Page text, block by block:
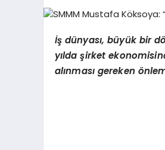
İş dünyası, büyük bir d
yılda şirket
alınması gereken ö